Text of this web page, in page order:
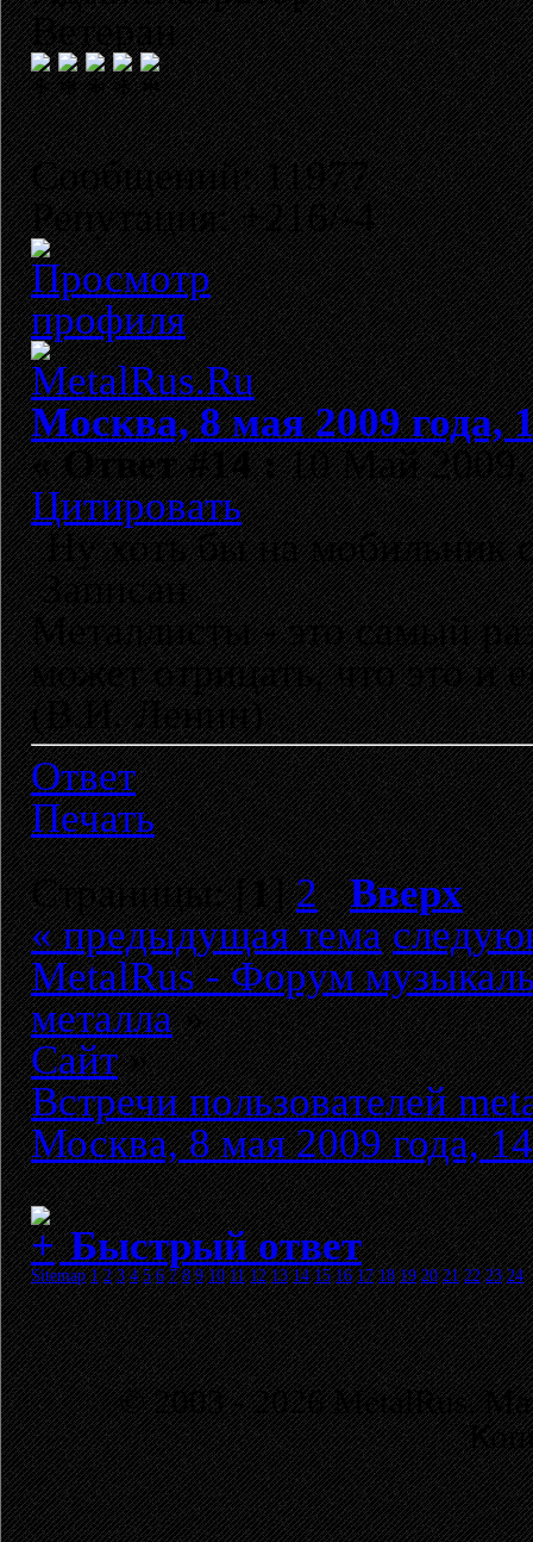
Ветеран
Сообщений: 11977
Репутация: +216/-4
Москва, 8 мая 2009 года,
«Ответ #14 :10 Май 2009,
Цитировать
Ну хоть бы на мобильник
Записан
Металлисты - это самый
может отрицать, что это и
(В.И. Ленин)
Ответ
Печать
Страницы: [1]2
Вверх
« предыдущая тема
MetalRus - Форум
металла»
Сайт»
Встречи пользователей
Москва, 8 мая 2009 года,
Быстрый ответ
Sitemap 1 2 3 4 5 6 7 8 9 10 11 12 13 14 15 16 17 18 19 20 21 22 23 24
© 2003 - 2026 MetalRus.